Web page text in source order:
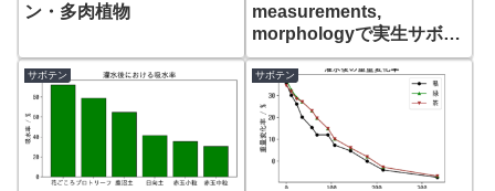
ン・多肉植物
measurements,
morphologyで実生サボテ
ンのラベリングとサイズ計
測
サボテン サボテン